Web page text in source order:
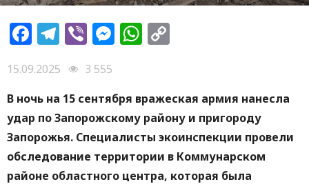
Facebook
Telegram
ViberMessenger
WhatsApp
15.09.2025
3 555
В ночь на 15 сентября вражеская армия нанесла
удар по Запорожскому району и пригороду
Запорожья. Специалисты экоинспекции провели
обследование территории в Коммунарском
районе областного центра, которая была